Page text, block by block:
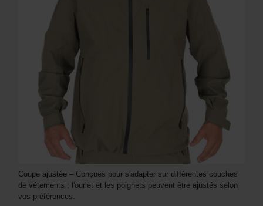
Coupe ajustée – Conçues pour s'adapter sur différentes couches
de vétements ; l'ourlet et les poignets peuvent être ajustés selon
vos préférences.